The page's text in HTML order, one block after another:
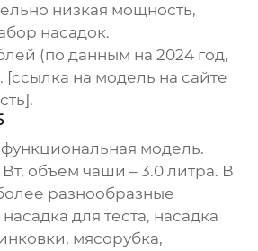
низкая мощность,
насадок.
(по данным на 2024 год,
[ссылка на модель на сайте
модель.
объем чаши – 3.0 литра. В
разнообразные
для теста, насадка
мясорубка,